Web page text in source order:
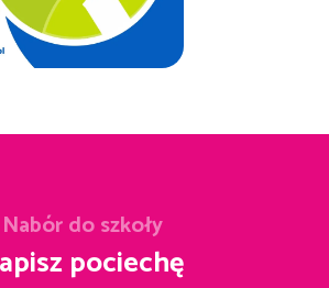
Nabór do szkoły
pociechę